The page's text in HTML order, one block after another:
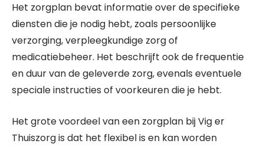
Het zorgplan bevat informatie over de specifieke
diensten die je nodig hebt, zoals persoonlijke
verzorging, verpleegkundige zorg of
medicatiebeheer. Het beschrijft ook de frequentie
en duur van de geleverde zorg, evenals eventuele
speciale instructies of voorkeuren die je hebt.
Het grote voordeel van een zorgplan bij Vig er
Thuiszorg is dat het flexibel is en kan worden